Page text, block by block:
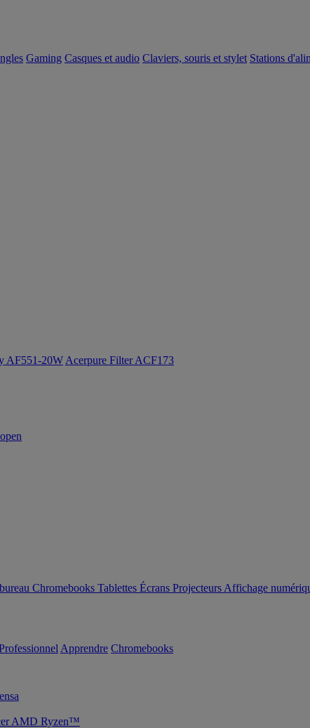
Gaming Casques et audio Claviers, souris et stylet Stations
AF551-20W Acerpure Filter ACF173
Chromebooks Tablettes Écrans Projecteurs Affichage
Apprendre Chromebooks
AMD Ryzen™